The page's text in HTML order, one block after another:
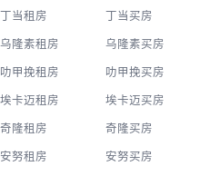
丁当租房 丁当买房
乌隆素租房 乌隆素买房
叻甲挽租房 叻甲挽买房
埃卡迈租房 埃卡迈买房
奇隆租房 奇隆买房
安努租房 安努买房